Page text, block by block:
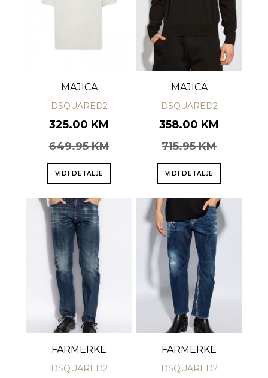
MAJICA
DSQUARED2
325.00 KM
649.95 KM
VIDI DETALJE
MAJICA
DSQUARED2
358.00 KM
715.95 KM
VIDI DETALJE
FARMERKE
DSQUARED2
FARMERKE
DSQUARED2